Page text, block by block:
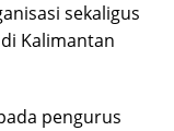
sekaligus
Kalimantan
pengurus